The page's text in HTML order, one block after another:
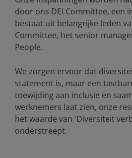
door ons DEI Committee, een
bestaat uit belangrijke leden
Committee, het senior
People.
We zorgen ervoor dat
statement is, maar een
toewijding aan inclusie en
werknemers laat zien, onze
het waarde van 'Diversiteit
onderstreept.